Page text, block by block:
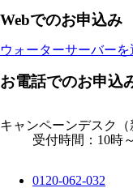
Webでのお申込み
ウォーターサーバーを
お電話でのお申込
キャンペーンデスク
受付時間：10時
0120-062-032